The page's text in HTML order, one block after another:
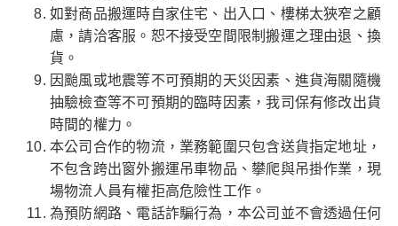
如對商品搬運時自家住宅、出入口、樓梯太狹窄之顧
慮，請洽客服。恕不接受空間限制搬運之理由退、換
貨。
因颱風或地震等不可預期的天災因素、進貨海關隨機
抽驗檢查等不可預期的臨時因素，我司保有修改出貨
時間的權力。
本公司合作的物流，業務範圍只包含送貨指定地址，
不包含跨出窗外搬運吊車物品、攀爬與吊掛作業，現
場物流人員有權拒高危險性工作。
為預防網路、電話詐騙行為，本公司並不會透過任何